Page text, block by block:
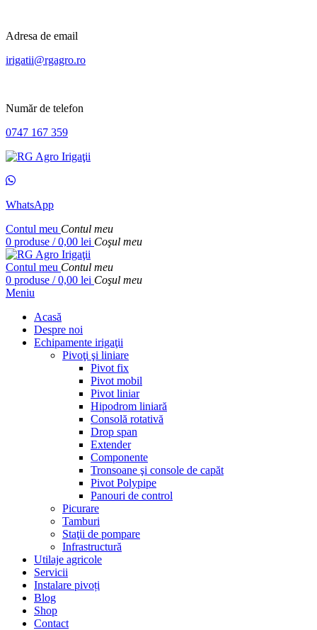
Adresa de email
irigatii@rgagro.ro
Număr de telefon
0747 167 359
WhatsApp
Contul meu Contul meu
0 produse / 0,00 lei Coşul meu
Contul meu Contul meu
0 produse / 0,00 lei Coşul meu
Meniu
Acasă
Despre noi
Echipamente irigaţii
Pivoţi şi liniare
Pivot fix
Pivot mobil
Pivot liniar
Hipodrom liniară
Consolă rotativă
Drop span
Extender
Componente
Tronsoane şi console de capăt
Pivot Polypipe
Panouri de control
Picurare
Tamburi
Staţii de pompare
Infrastructură
Utilaje agricole
Servicii
Instalare pivoți
Blog
Shop
Contact